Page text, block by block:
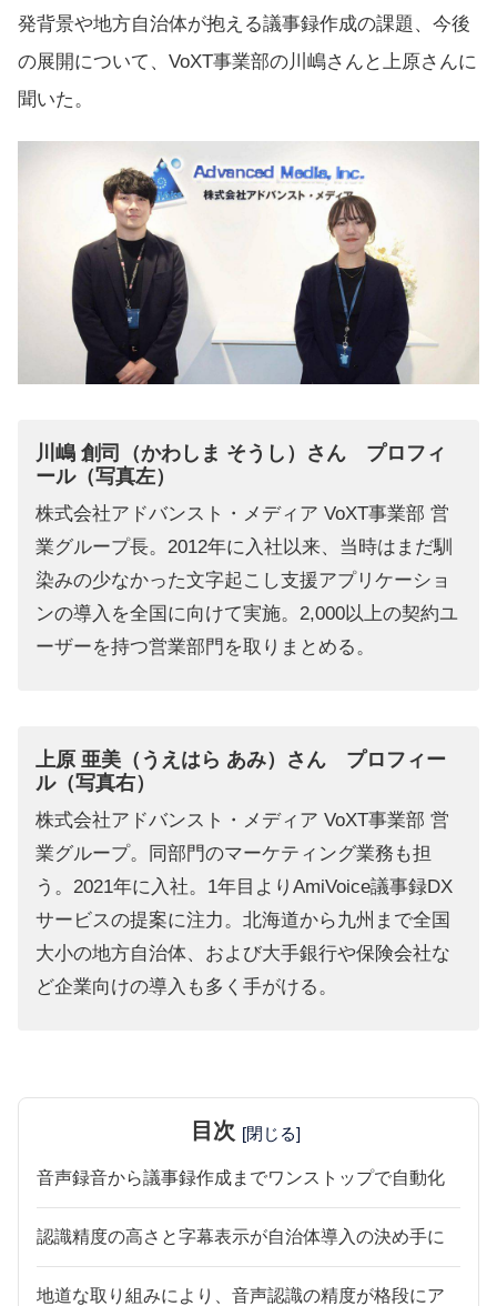
発背景や地方自治体が抱える議事録作成の課題、今後
の展開について、VoXT事業部の川嶋さんと上原さんに
聞いた。
川嶋 創司（かわしま そうし） さん プロフィ
ール（写真左）
株式会社アドバンスト・メディア VoXT事業部 営
業グループ長。2012年に入社以来、当時はまだ馴
染みの少なかった文字起こし支援アプリケーショ
ンの導入を全国に向けて実施。2,000以上の契約ユ
ーザーを持つ営業部門を取りまとめる。
上原 亜美（うえはら あみ）さん プロフィー
ル（写真右）
株式会社アドバンスト・メディア VoXT事業部 営
業グループ。同部門のマーケティング業務も担
う。2021年に入社。1年目よりAmiVoice議事録DX
サービスの提案に注力。北海道から九州まで全国
大小の地方自治体、および大手銀行や保険会社な
ど企業向けの導入も多く手がける。
目次 [閉じる]
音声録音から議事録作成までワンストップで自動化
認識精度の高さと字幕表示が自治体導入の決め手に
地道な取り組みにより、音声認識の精度が格段にア